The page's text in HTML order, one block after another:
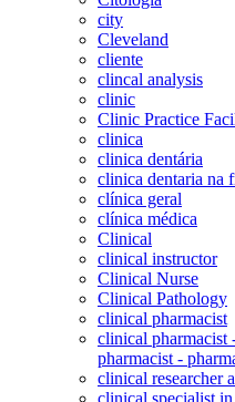
city
Cleveland
cliente
clincal analysis
clinic
Clinic Practice
clinica
clinica dentária
clinica dentaria na
clínica geral
clínica médica
Clinical
clinical instructor
Clinical Nurse
Clinical Pathology
clinical pharmacist
clinical pharmacist
pharmacist -
clinical researcher
clinical specialist